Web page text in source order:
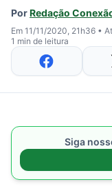
PorRedação
Em 11/11/2020, 21h36 •
1 min de leitura
Siga